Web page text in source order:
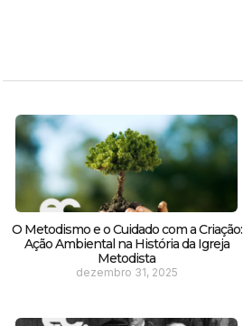
O Metodismo e o Cuidado com a Criação:
Ação Ambiental na História da Igreja
Metodista
dezembro 31, 2025